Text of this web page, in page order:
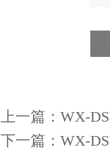
上一篇： WX-
下一篇： WX-